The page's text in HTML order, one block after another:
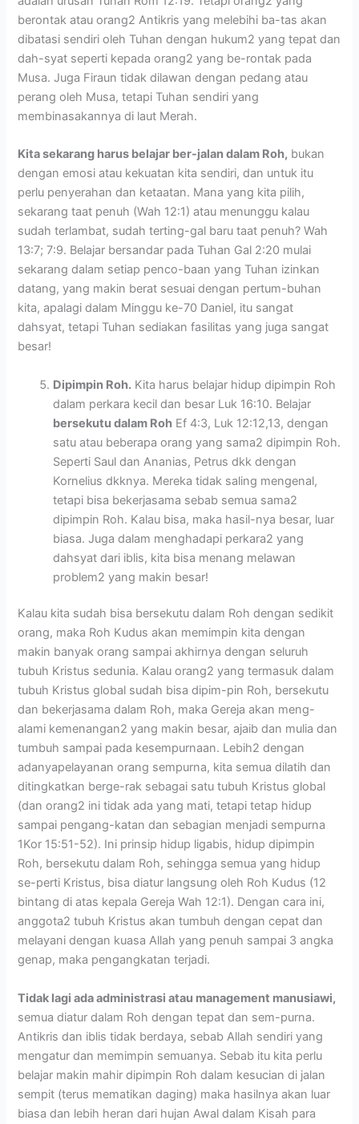
berontak atau orang2 Antikris yang melebihi ba-tas akan
dibatasi sendiri oleh Tuhan dengan hukum2 yang tepat dan
dah-syat seperti kepada orang2 yang be-rontak pada
Musa. Juga Firaun tidak dilawan dengan pedang atau
perang oleh Musa, tetapi Tuhan sendiri yang
membinasakannya di laut Merah.
Kita sekarang harus belajar ber-jalan dalam Roh, bukan
dengan emosi atau kekuatan kita sendiri, dan untuk itu
perlu penyerahan dan ketaatan. Mana yang kita pilih,
sekarang taat penuh (Wah 12:1) atau menunggu kalau
sudah terlambat, sudah terting-gal baru taat penuh? Wah
13:7; 7:9. Belajar bersandar pada Tuhan Gal 2:20 mulai
sekarang dalam setiap penco-baan yang Tuhan izinkan
datang, yang makin berat sesuai dengan pertum-buhan
kita, apalagi dalam Minggu ke-70 Daniel, itu sangat
dahsyat, tetapi Tuhan sediakan fasilitas yang juga sangat
besar!
Dipimpin Roh. Kita harus belajar hidup dipimpin Roh
dalam perkara kecil dan besar Luk 16:10. Belajar
bersekutu dalam Roh Ef 4:3, Luk 12:12,13, dengan
satu atau beberapa orang yang sama2 dipimpin Roh.
Seperti Saul dan Ananias, Petrus dkk dengan
Kornelius dkknya. Mereka tidak saling mengenal,
tetapi bisa bekerjasama sebab semua sama2
dipimpin Roh. Kalau bisa, maka hasil-nya besar, luar
biasa. Juga dalam menghadapi perkara2 yang
dahsyat dari iblis, kita bisa menang melawan
problem2 yang makin besar!
Kalau kita sudah bisa bersekutu dalam Roh dengan sedikit
orang, maka Roh Kudus akan memimpin kita dengan
makin banyak orang sampai akhirnya dengan seluruh
tubuh Kristus sedunia. Kalau orang2 yang termasuk dalam
tubuh Kristus global sudah bisa dipim-pin Roh, bersekutu
dan bekerjasama dalam Roh, maka Gereja akan meng-
alami kemenangan2 yang makin besar, ajaib dan mulia dan
tumbuh sampai pada kesempurnaan. Lebih2 dengan
adanyapelayanan orang sempurna, kita semua dilatih dan
ditingkatkan berge-rak sebagai satu tubuh Kristus global
(dan orang2 ini tidak ada yang mati, tetapi tetap hidup
sampai pengang-katan dan sebagian menjadi sempurna
1Kor 15:51-52). Ini prinsip hidup ligabis, hidup dipimpin
Roh, bersekutu dalam Roh, sehingga semua yang hidup
se-perti Kristus, bisa diatur langsung oleh Roh Kudus (12
bintang di atas kepala Gereja Wah 12:1). Dengan cara ini,
anggota2 tubuh Kristus akan tumbuh dengan cepat dan
melayani dengan kuasa Allah yang penuh sampai 3 angka
genap, maka pengangkatan terjadi.
Tidak lagi ada administrasi atau management manusiawi,
semua diatur dalam Roh dengan tepat dan sem-purna.
Antikris dan iblis tidak berdaya, sebab Allah sendiri yang
mengatur dan memimpin semuanya. Sebab itu kita perlu
belajar makin mahir dipimpin Roh dalam kesucian di jalan
sempit (terus mematikan daging) maka hasilnya akan luar
biasa dan lebih heran dari hujan Awal dalam Kisah para